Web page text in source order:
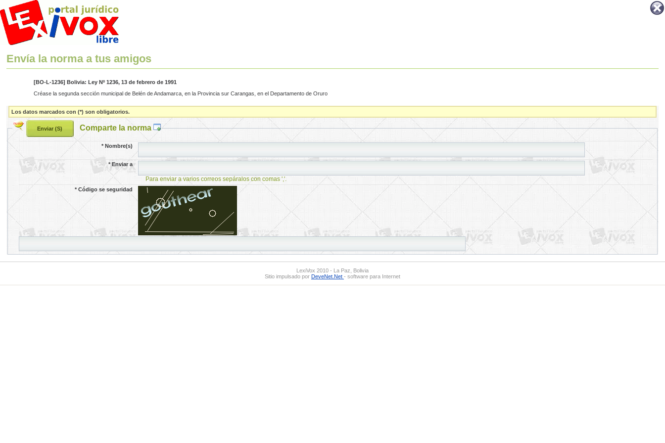
Envía la norma a tus amigos
[BO-L-1236] Bolivia: Ley Nº 1236, 13 de febrero de 1991
Créase la segunda sección municipal de Belén de Andamarca, en la Provincia sur Carangas, en el Departamento de Oruro
Los datos marcados con (*) son obligatorios.
Comparte la norma
*Nombre(s)
*Enviar a
Para enviar a varios correos sepáralos con comas ','.
*Código se seguridad
LexiVox 2010 - La Paz, Bolivia
Sitio impulsado por DeveNet.Net - software para Internet